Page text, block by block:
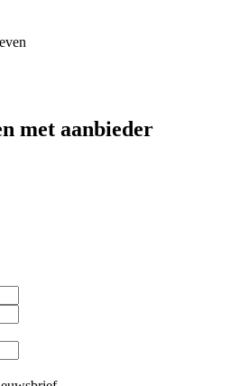
met aanbieder